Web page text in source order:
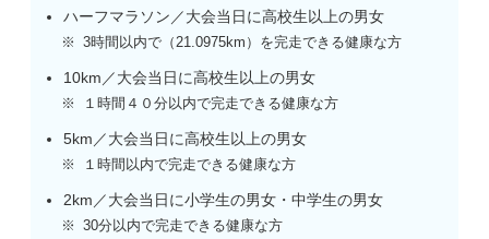
ハーフマラソン／大会当日に高校生以上の男女
3時間以内で（21.0975km）を完走できる健康な方
10km／大会当日に高校生以上の男女
１時間４０分以内で完走できる健康な方
5km／大会当日に高校生以上の男女
１時間以内で完走できる健康な方
2km／大会当日に小学生の男女・中学生の男女
30分以内で完走できる健康な方